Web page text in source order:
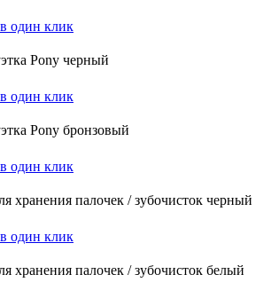
один клик
Pony черный
один клик
Pony бронзовый
один клик
хранения палочек / зубочисток черный
один клик
хранения палочек / зубочисток белый